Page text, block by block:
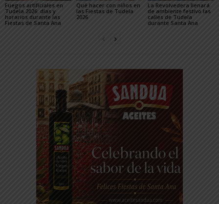
Fuegos artificiales en
Tudela 2026: días y
horarios durante las
Fiestas de Santa Ana
Qué hacer con niños en
las Fiestas de Tudela
2026
La Revolvedera llenará
de ambiente festivo las
calles de Tudela
durante Santa Ana